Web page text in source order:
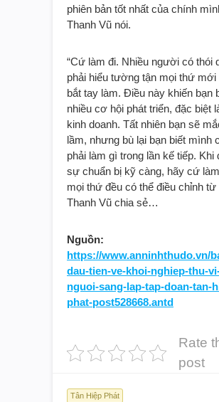
phiên bản tốt nhất của chính
Thanh Vũ nói.
“Cứ làm đi. Nhiều người có thói
phải hiểu tường tận mọi thứ mới
bắt tay làm. Điều này khiến bạn
nhiều cơ hội phát triển, đặc biệt
kinh doanh. Tất nhiên bạn sẽ
lầm, nhưng bù lại bạn biết mình
phải làm gì trong lần kế tiếp. Khi
sự chuẩn bị kỹ càng, hãy cứ
mọi thứ đều có thể điều chỉnh từ
Thanh Vũ chia sẻ…
Nguồn:
https://www.anninhthudo.vn/
dau-tien-ve-khoi-nghiep-thu-
nguoi-sang-lap-tap-doan-tan-
phat-post528668.antd
Rate
post
Tân Hiệp Phát